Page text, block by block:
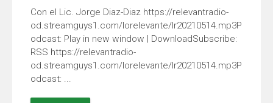
Con el Lic. Jorge Diaz-Diaz https://relevantradio-
od.streamguys1.com/lorelevante/lr20210514.mp3P
odcast: Play in new window | DownloadSubscribe:
RSS https://relevantradio-
od.streamguys1.com/lorelevante/lr20210514.mp3P
odcast: ...